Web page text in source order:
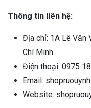
Thông tin liên hệ:
Địa chỉ: 1A Lê Văn
Chí Minh
Điện thoại: 0975
Email:
Website: